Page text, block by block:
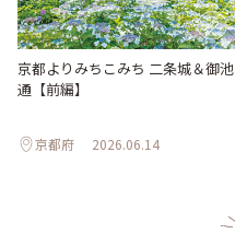
京都よりみちこみち 二条城＆御池
通【前編】
京都府 2026.06.14